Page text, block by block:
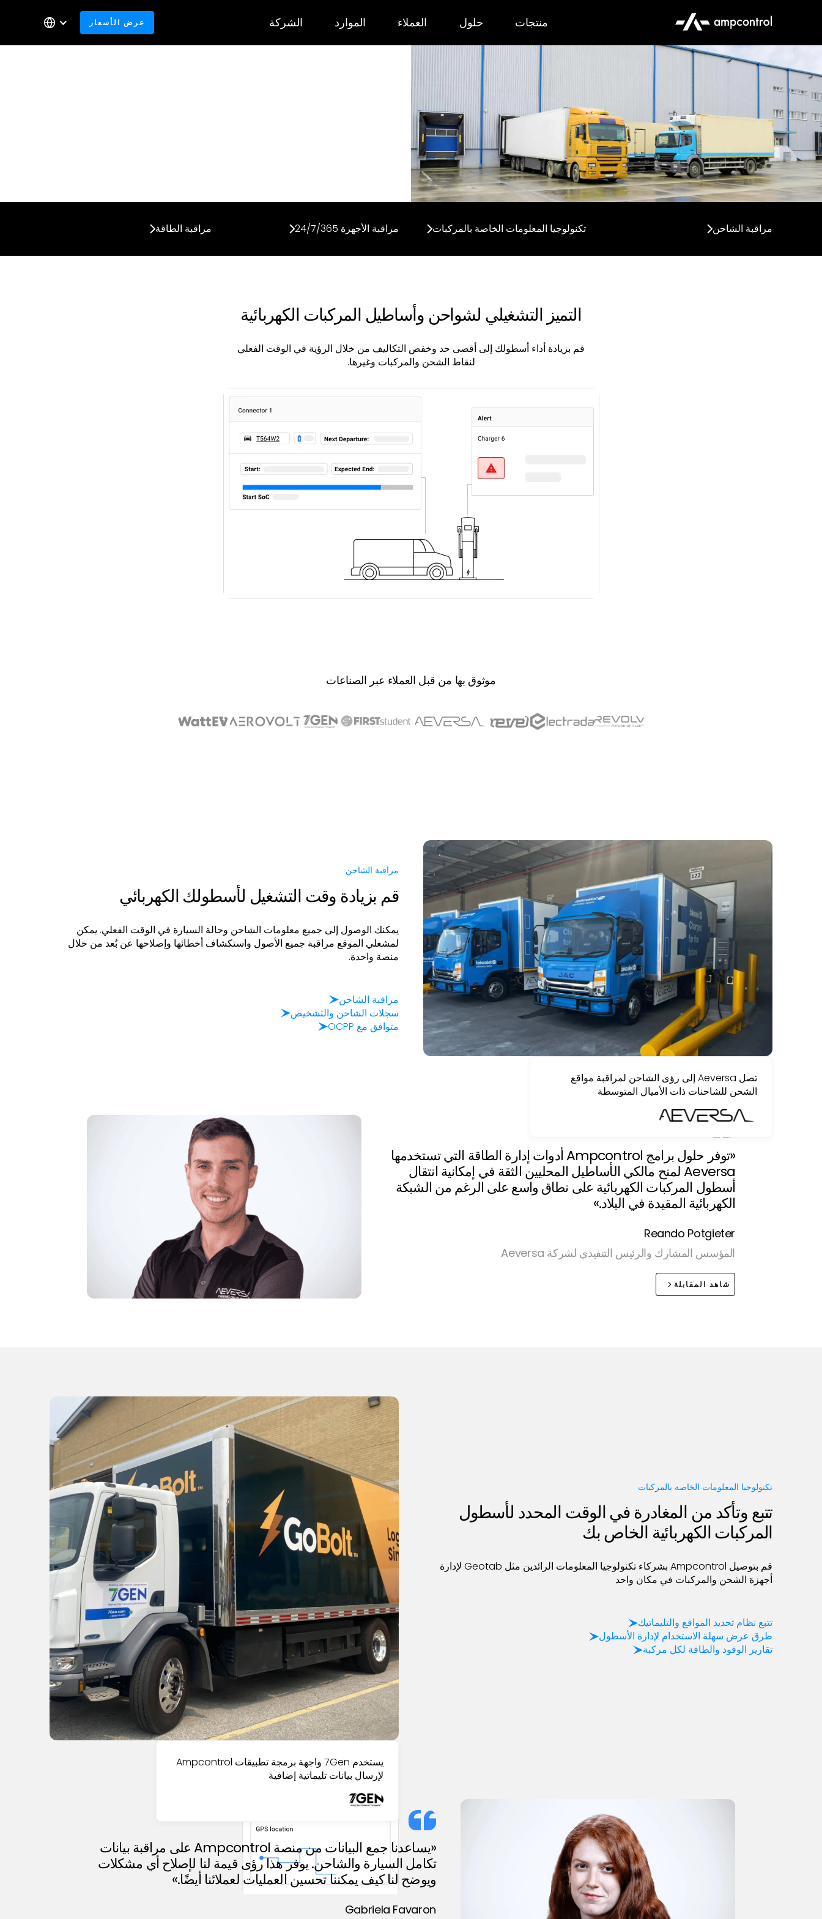
منتجات حلول العملاء الموارد الشركة عرض الأسعار
قم بتشغيل أسطول المركبات
الكهربائية الخاص بك بأقصى إمكاناته
مراقبة الشاحن تكنولوجيا المعلومات الخاصة بالمركبات مراقبة الأجهزة 24/7/365 مراقبة الطاقة
التميز التشغيلي لشواحن وأساطيل المركبات الكهربائية
قم بزيادة أداء أسطولك إلى أقصى حد وخفض التكاليف من خلال الرؤية في الوقت الفعلي
لنقاط الشحن والمركبات وغيرها.
موثوق بها من قبل العملاء عبر الصناعات
تصل Aeversa إلى رؤى الشاحن لمراقبة مواقع
الشحن للشاحنات ذات الأميال المتوسطة
مراقبة الشاحن
قم بزيادة وقت التشغيل لأسطولك الكهربائي
يمكنك الوصول إلى جميع معلومات الشاحن وحالة السيارة في الوقت الفعلي. يمكن
لمشغلي الموقع مراقبة جميع الأصول واستكشاف أخطائها وإصلاحها عن بُعد من خلال
منصة واحدة.
مراقبة الشاحن
سجلات الشاحن والتشخيص
متوافق مع OCPP
«توفر حلول برامج Ampcontrol أدوات إدارة الطاقة التي تستخدمها
Aeversa لمنح مالكي الأساطيل المحليين الثقة في إمكانية انتقال
أسطول المركبات الكهربائية على نطاق واسع على الرغم من الشبكة
الكهربائية المقيدة في البلاد.»
Reando Potgieter
المؤسس المشارك والرئيس التنفيذي لشركة Aeversa
شاهد المقابلة
تكنولوجيا المعلومات الخاصة بالمركبات
تتبع وتأكد من المغادرة في الوقت المحدد لأسطول
المركبات الكهربائية الخاص بك
قم بتوصيل Ampcontrol بشركاء تكنولوجيا المعلومات الرائدين مثل Geotab لإدارة
أجهزة الشحن والمركبات في مكان واحد
تتبع نظام تحديد المواقع والتليماتيك
طرق عرض سهلة الاستخدام لإدارة الأسطول
تقارير الوقود والطاقة لكل مركبة
يستخدم 7Gen واجهة برمجة تطبيقات Ampcontrol
لإرسال بيانات تليماتية إضافية
«يساعدنا جمع البيانات من منصة Ampcontrol على مراقبة بيانات
تكامل السيارة والشاحن. يوفر هذا رؤى قيمة لنا لإصلاح أي مشكلات
ويوضح لنا كيف يمكننا تحسين العمليات لعملائنا أيضًا.»
Gabriela Favaron